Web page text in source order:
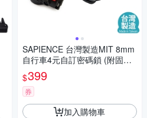
SAPIENCE 台灣製造MIT 8mm
自行車4元自訂密碼鎖 (附固定
座) -快速到貨
$399
券
加入購物車